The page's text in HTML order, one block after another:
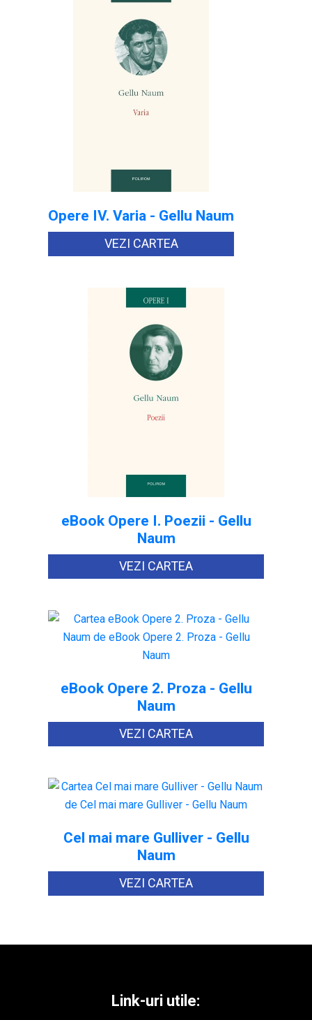
Opere IV. Varia - Gellu Naum
VEZI CARTEA
eBook Opere I. Poezii - Gellu
Naum
VEZI CARTEA
eBook Opere 2. Proza - Gellu
Naum
VEZI CARTEA
Cel mai mare Gulliver - Gellu
Naum
VEZI CARTEA
Link-uri utile: